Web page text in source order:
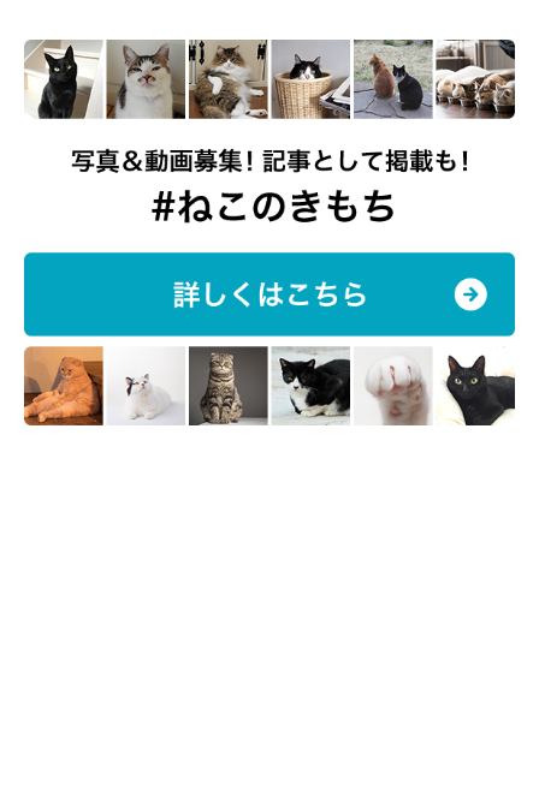
・ボールやコロコロ転がるもの
・食べ物や猫用のおやつ
・靴下やハンカチ
・ヘアゴムや紐など
といった物が多いと思います。
本能的に『ハンティングの対象』と認識します。口にくわえて運
んでいったり、持っていったりすることが多いです。また、自分
が見つけた“獲物”としてどこかに隠したり、飼い主さんのもとに